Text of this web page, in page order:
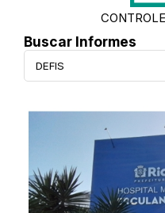
Buscar Informes